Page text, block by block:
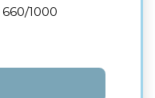
660/1000